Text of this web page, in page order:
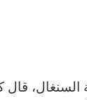
السنغال،